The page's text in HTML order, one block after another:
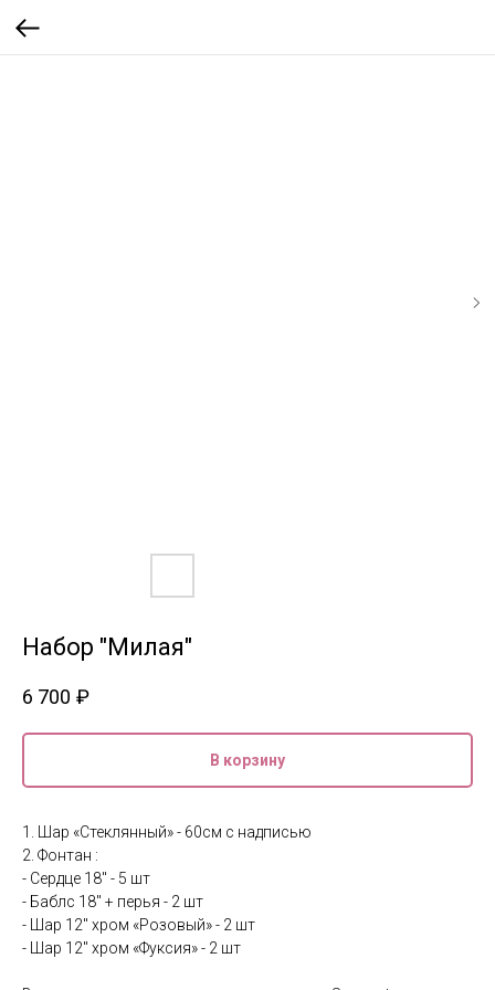
Набор "Милая"
6 700 ₽
В корзину
1. Шар «Стеклянный» - 60см с надписью
2. Фонтан :
- Сердце 18" - 5 шт
- Баблс 18" + перья - 2 шт
- Шар 12" хром «Розовый» - 2 шт
- Шар 12" хром «Фуксия» - 2 шт